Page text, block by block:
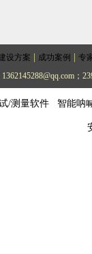
设方案 成功案例
专
；
/测量软件 智能呐